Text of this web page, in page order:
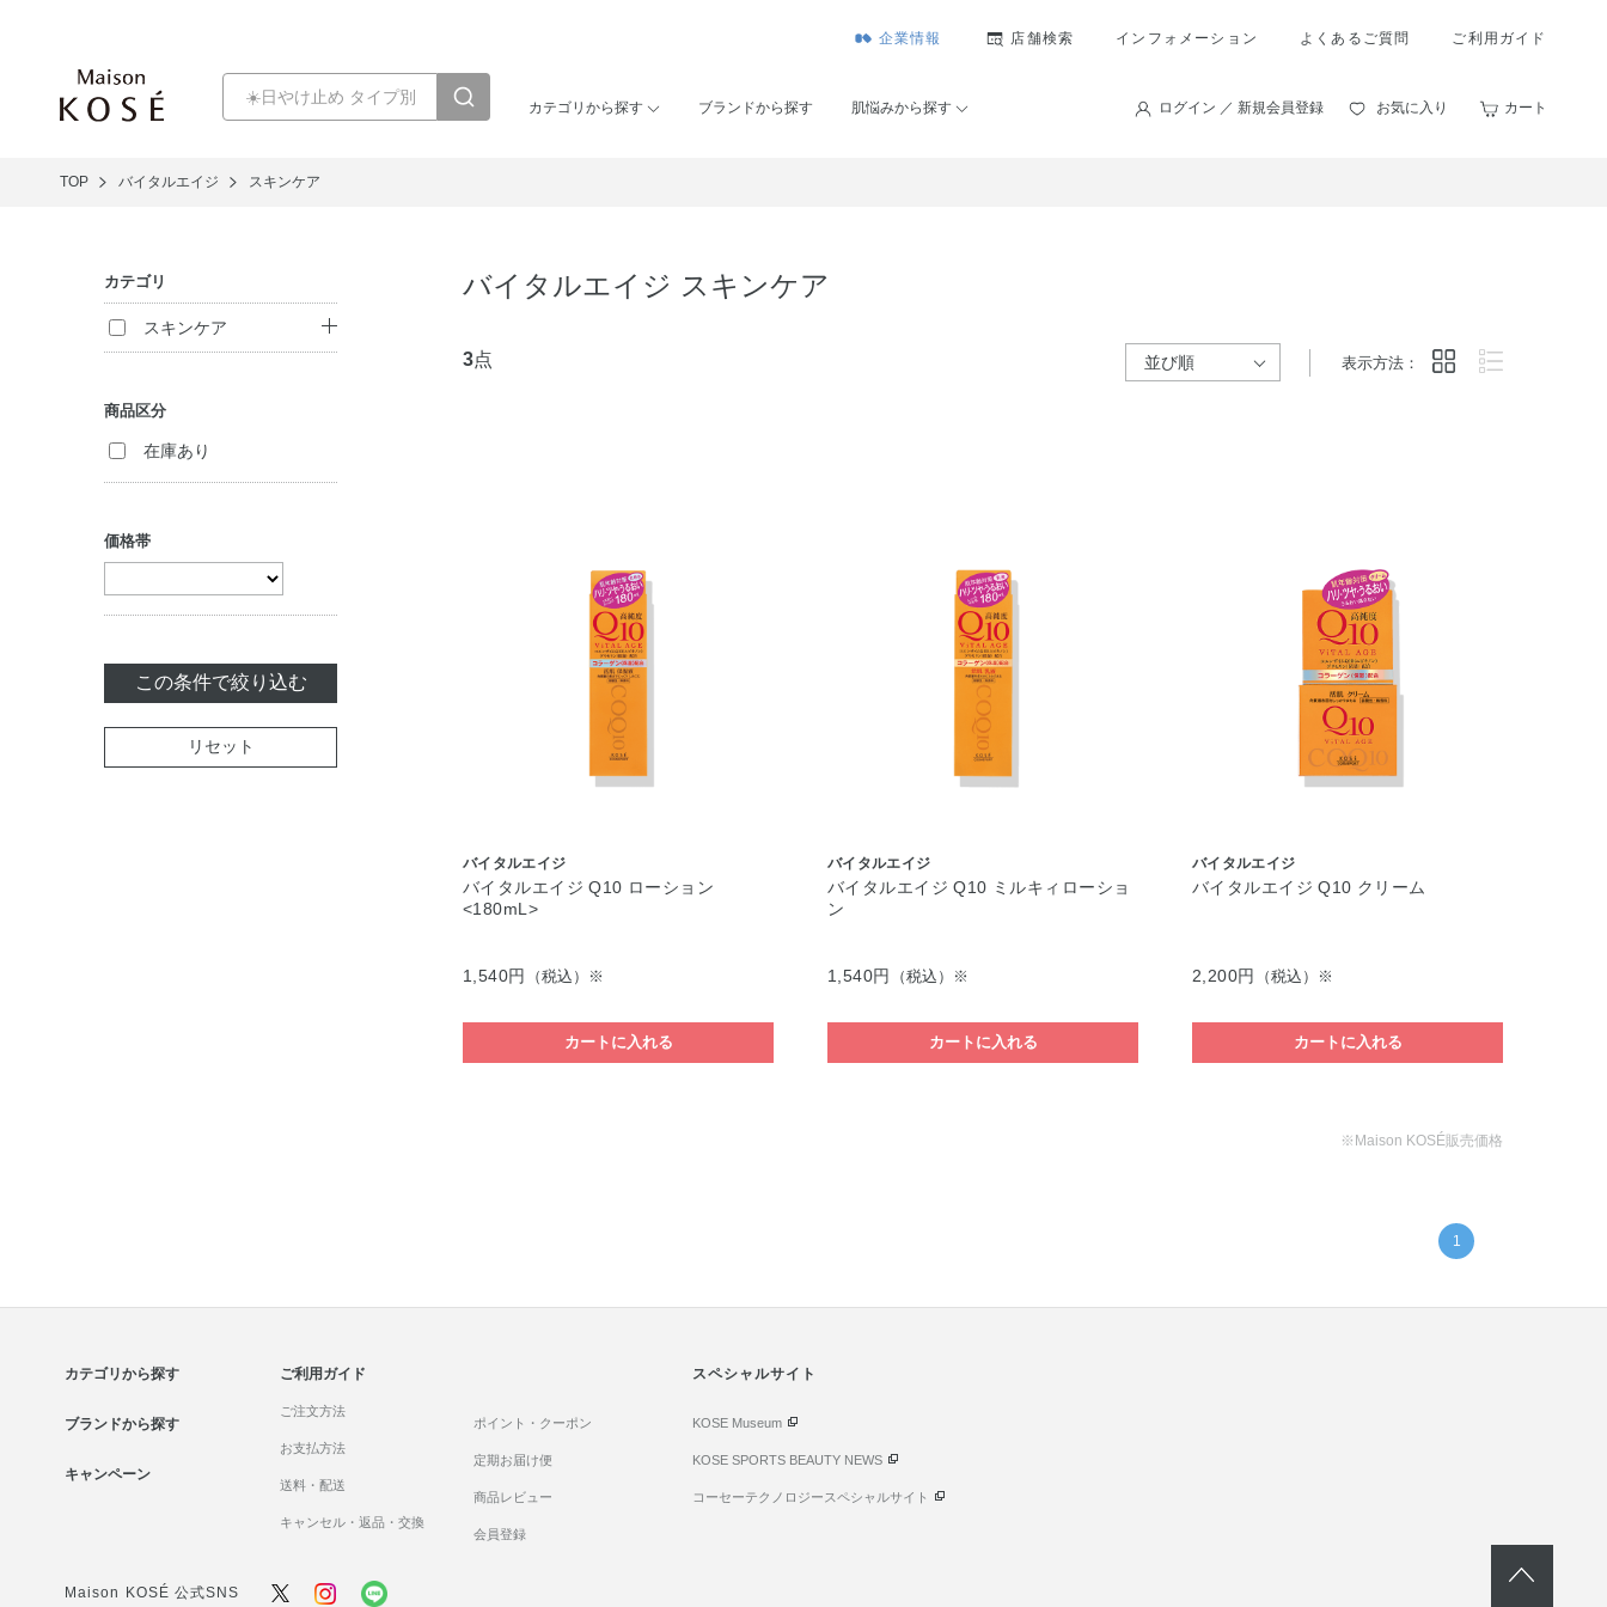
企業情報 店舗検索 インフォメーション よくあるご質問 ご利用ガイド
カテゴリから探す ブランドから探す 肌悩みから探す ログイン ／ 新規会員登録 お気に入り カート
TOP バイタルエイジ スキンケア
バイタルエイジ スキンケア
カテゴリ
スキンケア
クリーム
ジェル・美容液
パック・マスク
リップケア
商品区分
在庫あり
価格帯
この条件で絞り込む
リセット
3点 表示方法：
バイタルエイジ
バイタルエイジ Q10 ローション
<180mL>
1,540円 （税込）※
カートに入れる
バイタルエイジ
バイタルエイジ Q10 ミルキィローショ
ン
1,540円 （税込）※
カートに入れる
バイタルエイジ
バイタルエイジ Q10 クリーム
2,200円 （税込）※
カートに入れる
※Maison KOSÉ販売価格
1
カテゴリから探す
ブランドから探す
キャンペーン
ご利用ガイド
ご注文方法
お支払方法
送料・配送
キャンセル・返品・交換
ポイント・クーポン
定期お届け便
商品レビュー
会員登録
スペシャルサイト
KOSE Museum
KOSE SPORTS BEAUTY NEWS
コーセーテクノロジースペシャルサイト
Maison KOSÉ 公式SNS